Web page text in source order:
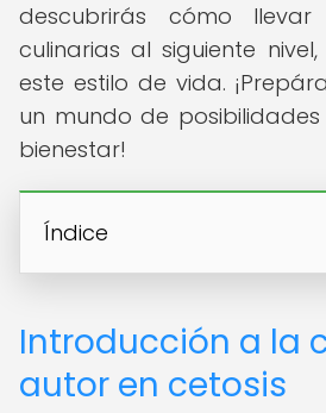
descubrirás cómo
culinarias al siguiente
este estilo de vida.
un mundo de
bienestar!
Índice
Introducción a la
autor en cetosis